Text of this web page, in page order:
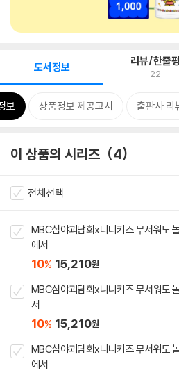
도서정보 리뷰/한줄평
22
보 상품정보 제공고시 출판사 리
이 상품의 시리즈 4
전체선택
MBC심야괴담회x니니키즈 무서워도
에서
10% 15,210원
MBC심야괴담회x니니키즈 무서워도
서
10% 15,210원
MBC심야괴담회x니니키즈 무서워도
에서